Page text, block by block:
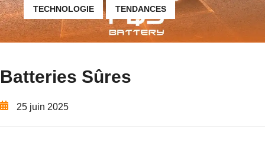
TECHNOLOGIE TENDANCES
Batteries Sûres
25 juin 2025